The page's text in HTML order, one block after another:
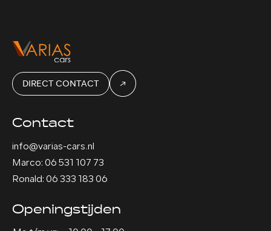
DIRECT CONTACT
Contact
info@varias-cars.nl
Marco: 06 531 107 73
Ronald: 06 333 183 06
Openingstijden